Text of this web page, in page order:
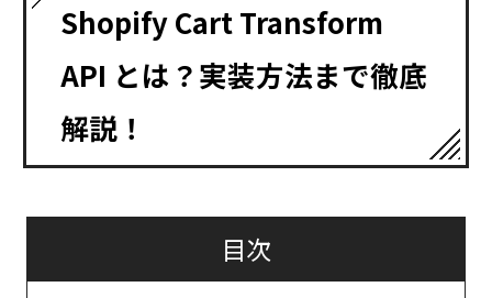
Shopify Cart Transform
API とは？実装方法まで徹底
解説！
目次